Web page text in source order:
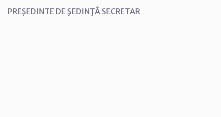
PREŞEDINTE DE ŞEDINŢĂ SECRETAR